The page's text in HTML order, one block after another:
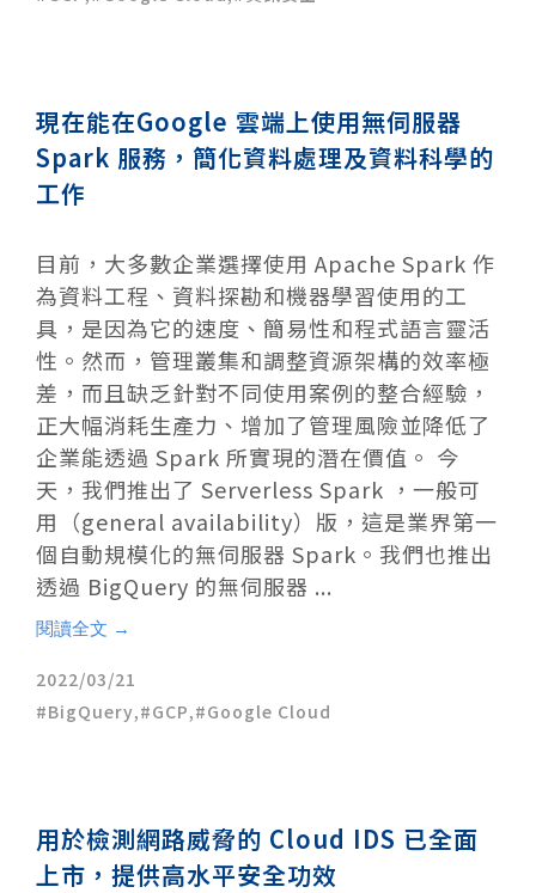
現在能在Google 雲端上使用無伺服器
Spark 服務，簡化資料處理及資料科學的
工作
目前，大多數企業選擇使用 Apache Spark 作
為資料工程、資料探勘和機器學習使用的工
具，是因為它的速度、簡易性和程式語言靈活
性。然而，管理叢集和調整資源架構的效率極
差，而且缺乏針對不同使用案例的整合經驗，
正大幅消耗生產力、增加了管理風險並降低了
企業能透過 Spark 所實現的潛在價值。 今
天，我們推出了 Serverless Spark ，一般可
用（general availability）版，這是業界第一
個自動規模化的無伺服器 Spark。我們也推出
透過 BigQuery 的無伺服器 ...
閱讀全文 →
2022/03/21
BigQuery, GCP, Google Cloud
用於檢測網路威脅的 Cloud IDS 已全面
上市，提供高水平安全功效